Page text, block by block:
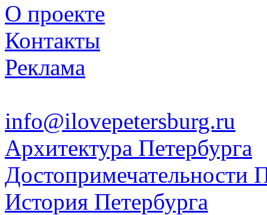
О проекте
Контакты
Реклама
info@ilovepetersburg.ru
Архитектура Петербурга
Достопримечательности
История Петербурга